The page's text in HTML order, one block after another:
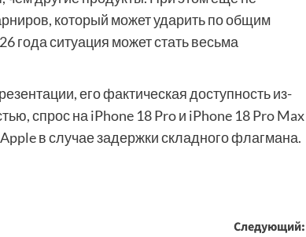
который может ударить по общим
года ситуация может стать весьма
его фактическая доступность из-
спрос на iPhone 18 Pro и iPhone 18 Pro Max
в случае задержки складного флагмана.
Следующий: